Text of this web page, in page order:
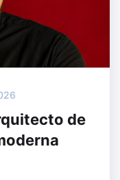
de